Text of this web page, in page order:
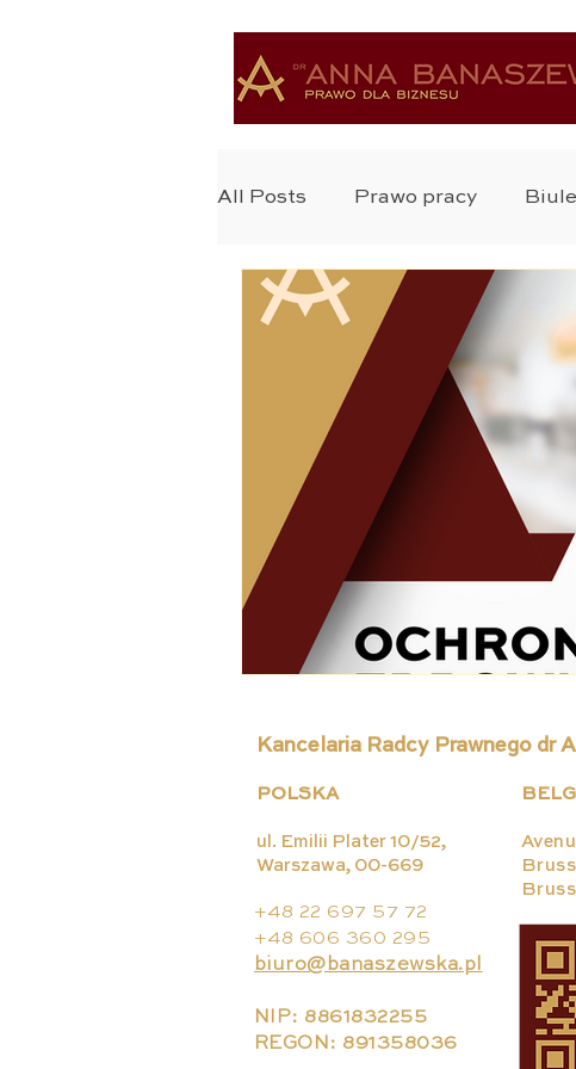
All Posts Prawo pracy
Ochrona Zdrowia Badania
Ochrona Danych Prawo
Zastrzyk Prawa Prawo
POLSKA
ul. Emilii Plater 10/52,
Warszawa, 00-669
+48 22 697 57 72
+48 606 360 295
biuro@banaszewska.pl
NIP: 8861832255
REGON: 891358036
Kancelaria Radcy Prawnego dr